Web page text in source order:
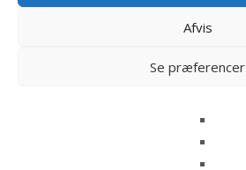
Afvis
Se præferencer